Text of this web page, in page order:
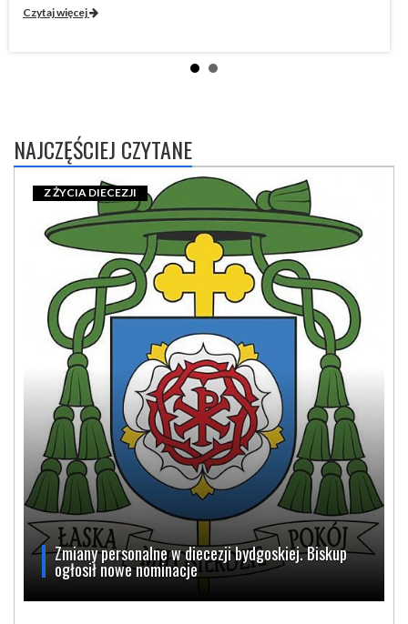
Czytaj więcej
NAJCZĘŚCIEJ CZYTANE
Zmiany personalne w diecezji bydgoskiej. Biskup
ogłosił nowe nominacje
Z ŻYCIA DIECEZJI